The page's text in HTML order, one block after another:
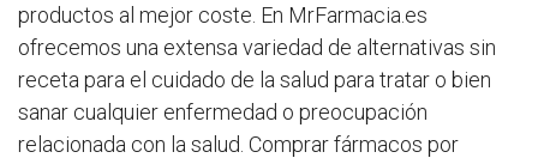
productos al mejor coste. En MrFarmacia.es
ofrecemos una extensa variedad de alternativas sin
receta para el cuidado de la salud para tratar o bien
sanar cualquier enfermedad o preocupación
relacionada con la salud. Comprar fármacos por